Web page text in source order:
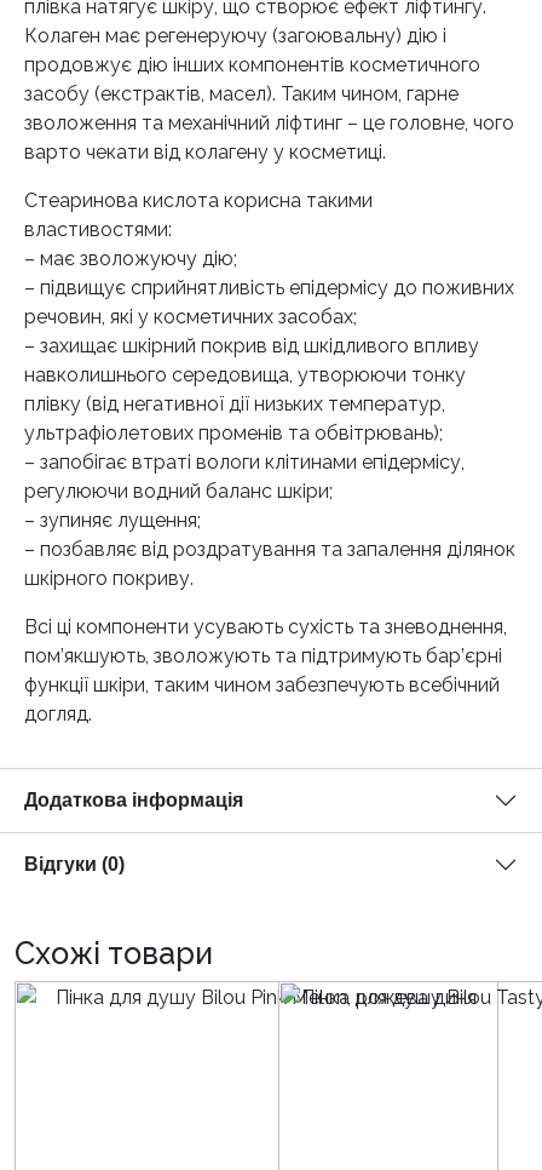
плівка натягує шкіру, що створює ефект ліфтингу.
Колаген має регенеруючу (загоювальну) дію і
продовжує дію інших компонентів косметичного
засобу (екстрактів, масел). Таким чином, гарне
зволоження та механічний ліфтинг – це головне, чого
варто чекати від колагену у косметиці.
Стеаринова кислота корисна такими
властивостями:
– має зволожуючу дію;
– підвищує сприйнятливість епідермісу до поживних
речовин, які у косметичних засобах;
– захищає шкірний покрив від шкідливого впливу
навколишнього середовища, утворюючи тонку
плівку (від негативної дії низьких температур,
ультрафіолетових променів та обвітрювань);
– запобігає втраті вологи клітинами епідермісу,
регулюючи водний баланс шкіри;
– зупиняє лущення;
– позбавляє від роздратування та запалення ділянок
шкірного покриву.
Всі ці компоненти усувають сухість та зневоднення,
пом’якшують, зволожують та підтримують бар’єрні
функції шкіри, таким чином забезпечують всебічний
догляд.
Додаткова інформація
Відгуки (0)
Схожі товари